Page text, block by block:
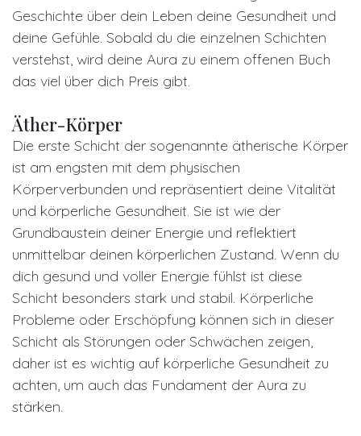
Geschichte über dein Leben deine Gesundheit und
deine Gefühle. Sobald du die einzelnen Schichten
verstehst, wird deine Aura zu einem offenen Buch
das viel über dich Preis gibt.
Äther-Körper
Die erste Schicht der sogenannte ätherische Körper
ist am engsten mit dem physischen
Körperverbunden und repräsentiert deine Vitalität
und körperliche Gesundheit. Sie ist wie der
Grundbaustein deiner Energie und reflektiert
unmittelbar deinen körperlichen Zustand. Wenn du
dich gesund und voller Energie fühlst ist diese
Schicht besonders stark und stabil. Körperliche
Probleme oder Erschöpfung können sich in dieser
Schicht als Störungen oder Schwächen zeigen,
daher ist es wichtig auf körperliche Gesundheit zu
achten, um auch das Fundament der Aura zu
stärken.